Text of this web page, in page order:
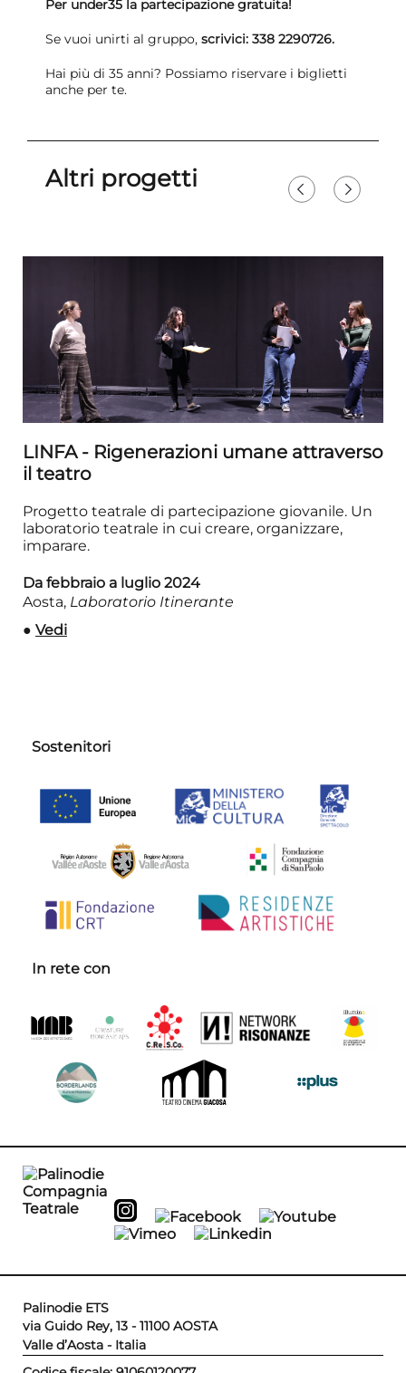
Per under35 la partecipazione gratuita!
Se vuoi unirti al gruppo, scrivici: 338 2290726.
Hai più di 35 anni? Possiamo riservare i biglietti
anche per te.
Altri progetti
LINFA - Rigenerazioni umane attraverso
il teatro
Progetto teatrale di partecipazione giovanile. Un
laboratorio teatrale in cui creare, organizzare,
imparare.
Da febbraio a luglio 2024
Aosta, Laboratorio Itinerante
● Vedi
Sostenitori
In rete con
Palinodie ETS
via Guido Rey, 13 - 11100 AOSTA
Valle d’Aosta - Italia